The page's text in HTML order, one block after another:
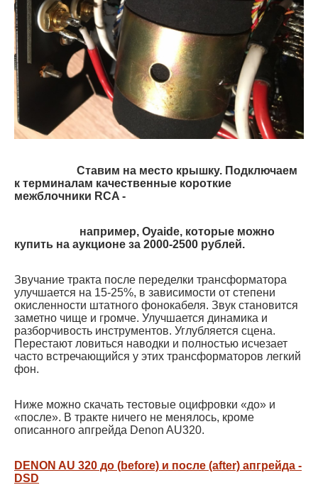
Ставим на место крышку. Подключаем
к терминалам качественные короткие
межблочники RCA -
например, Oyaide, которые можно
купить на аукционе за 2000-2500 рублей.
Звучание тракта после переделки трансформатора
улучшается на 15-25%, в зависимости от степени
окисленности штатного фонокабеля. Звук становится
заметно чище и громче. Улучшается динамика и
разборчивость инструментов. Углубляется сцена.
Перестают ловиться наводки и полностью исчезает
часто встречающийся у этих трансформаторов легкий
фон.
Ниже можно скачать тестовые оцифровки «до» и
«после». В тракте ничего не менялось, кроме
описанного апгрейда Denon AU320.
DENON AU 320 до (before) и после (after) апгрейда -
DSD